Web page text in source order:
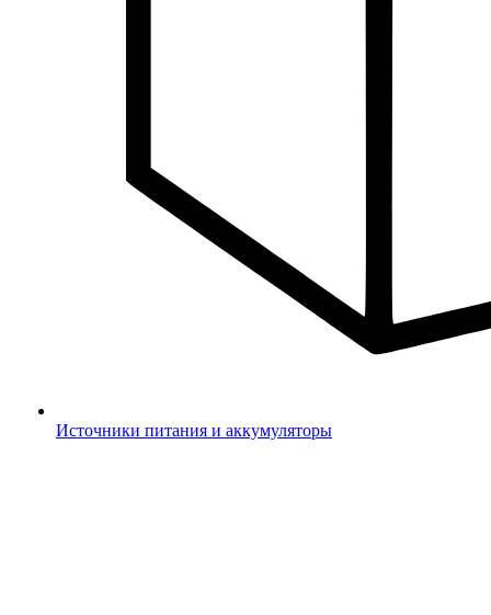
Источники питания и аккумуляторы